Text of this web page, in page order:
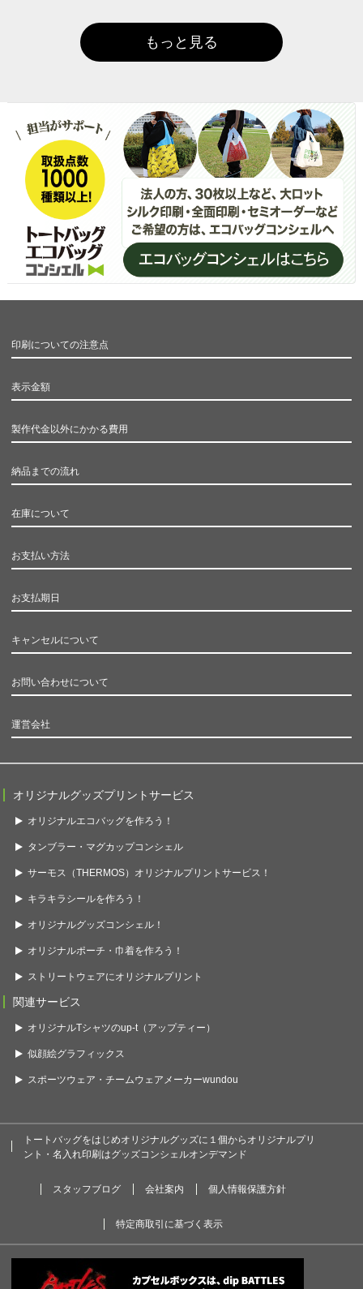
もっと見る
印刷についての注意点
表示金額
製作代金以外にかかる費用
納品までの流れ
在庫について
お支払い方法
お支払期日
キャンセルについて
お問い合わせについて
運営会社
オリジナルグッズプリントサービス
オリジナルエコバッグを作ろう！
タンブラー・マグカップコンシェル
サーモス（THERMOS）オリジナルプリントサービス！
キラキラシールを作ろう！
オリジナルグッズコンシェル！
オリジナルポーチ・巾着を作ろう！
ストリートウェアにオリジナルプリント
関連サービス
オリジナルTシャツのup-t（アップティー）
似顔絵グラフィックス
スポーツウェア・チームウェアメーカーwundou
トートバッグをはじめオリジナルグッズに１個からオリジナルプリ
ント・名入れ印刷はグッズコンシェルオンデマンド
スタッフブログ 会社案内 個人情報保護方針
特定商取引に基づく表示